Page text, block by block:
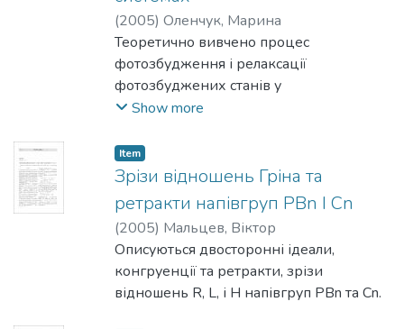
а також визначено
родини ізоклінності, яким належать ці
групи.
(2005) Оленчук, Марина
Теоретично вивчено процес
фотозбудження і релаксації
фотозбуджених станів у
біомакромолекулах видовжених
проходить крізь зразок із суттєвим
відхилен­ням від закону Бугера-
Ламберта-Бера. Встановлено ймовірні
стаціонарні розподіли інтенсивності
світла, що проходить крізь видовжений
зразок, новий метод обчислення для
дослідження кінетик фотозбудження і
релаксації видовжених зразків
Show more
Item
Зрізи відношень Гріна та
ретракти напівгруп PBn I Cn
(2005) Мальцев, Віктор
Описуються двосторонні ідеали,
конгруенції та ретракти, зрізи
відношень R, L, і H напівгруп PBn та Cn.